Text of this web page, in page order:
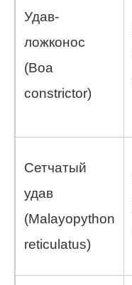
Удав-
ложконос
(Boa
constrictor)
Сетчатый
удав
(Malayopython
reticulatus)